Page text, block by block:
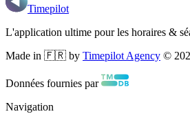
Timepilot
L'application ultime pour les horaires &
Made in 🇫🇷 by Timepilot Agency ©
Données fournies par
Navigation